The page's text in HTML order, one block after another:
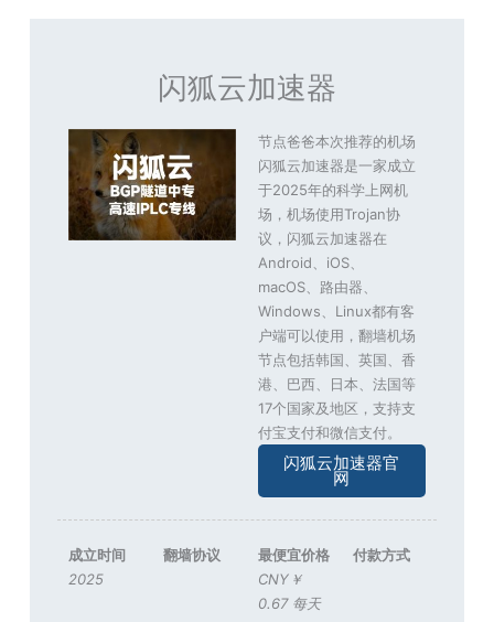
闪狐云加速器
节点爸爸本次推荐的机场
闪狐云加速器是一家成立
于2025年的科学上网机
场，机场使用Trojan协
议，闪狐云加速器在
Android、iOS、
macOS、路由器、
Windows、Linux都有客
户端可以使用，翻墙机场
节点包括韩国、英国、香
港、巴西、日本、法国等
17个国家及地区，支持支
付宝支付和微信支付。
闪狐云加速器官
网
成立时间
2025
翻墙协议
最便宜价格
CNY￥
0.67 每天
付款方式